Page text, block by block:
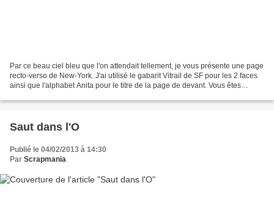
Par ce beau ciel bleu que l'on attendait tellement, je vous présente une page
recto-verso de New-York. J'ai utilisé le gabarit Vitrail de SF pour les 2 faces
ainsi que l'alphabet Anita pour le titre de la page de devant. Vous êtes
Saut dans l'O
Publié le 04/02/2013 à 14:30
Par Scrapmania